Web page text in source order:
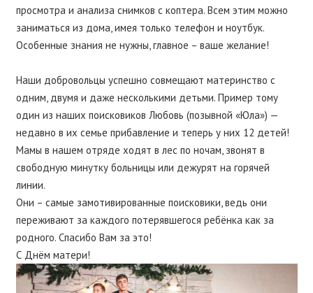
просмотра и анализа снимков с коптера. Всем этим можно
заниматься из дома, имея только телефон и ноутбук.
Особенные знания не нужны, главное – ваше желание!
Наши добровольцы успешно совмещают материнство с
одним, двумя и даже несколькими детьми. Пример тому
один из наших поисковиков Любовь (позывной «Юла») —
недавно в их семье прибавление и теперь у них 12 детей!
Мамы в нашем отряде ходят в лес по ночам, звонят в
свободную минутку больницы или дежурят на горячей
линии.
Они – самые замотивированные поисковики, ведь они
переживают за каждого потерявшегося ребёнка как за
родного. Спасибо Вам за это!
С Днём матери!